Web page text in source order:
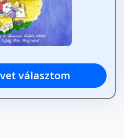
választom